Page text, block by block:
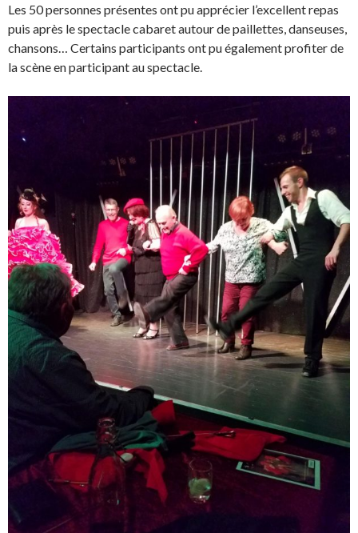
Les 50 personnes présentes ont pu apprécier l’excellent repas
puis après le spectacle cabaret autour de paillettes, danseuses,
chansons… Certains participants ont pu également profiter de
la scène en participant au spectacle.